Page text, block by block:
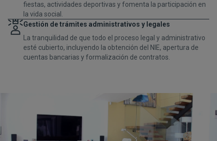
fiestas, actividades deportivas y fomenta la participación en
la vida social.
Gestión de trámites administrativos y legales
La tranquilidad de que todo el proceso legal y administrativo
esté cubierto, incluyendo la obtención del NIE, apertura de
cuentas bancarias y formalización de contratos.